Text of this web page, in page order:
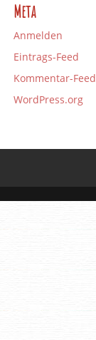
Meta
Anmelden
Eintrags-Feed
Kommentar-Feed
WordPress.org